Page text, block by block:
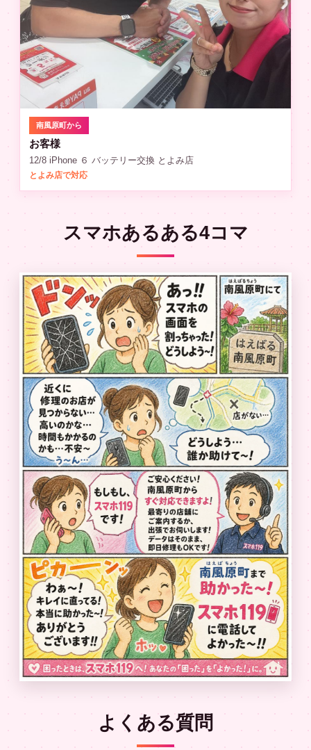
南風原町から
お客様
12/8 iPhone ６ バッテリー交換 とよみ店
とよみ店で対応
スマホあるある4コマ
よくある質問